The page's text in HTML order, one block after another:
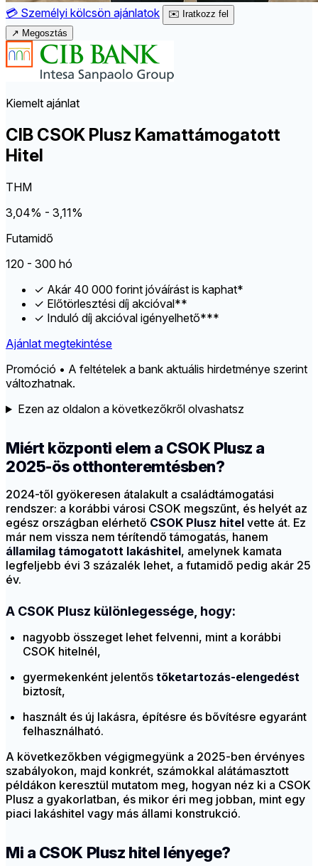
💳 Személyi kölcsön ajánlatok ✉️ Iratkozz fel
↗ Megosztás
Kiemelt ajánlat
CIB CSOK Plusz Kamattámogatott
Hitel
THM
3,04% - 3,11%
Futamidő
120 - 300 hó
✓ Akár 40 000 forint jóváírást is kaphat*
✓ Előtörlesztési díj akcióval**
✓ Induló díj akcióval igényelhető***
Ajánlat megtekintése
Promóció • A feltételek a bank aktuális hirdetménye szerint
változhatnak.
Ezen az oldalon a következőkről olvashatsz
Miért központi elem a CSOK Plusz a
2025-ös otthonteremtésben?
2024-től gyökeresen átalakult a családtámogatási
rendszer: a korábbi városi CSOK megszűnt, és helyét az
egész országban elérhető CSOK Plusz hitel vette át. Ez
már nem vissza nem térítendő támogatás, hanem
államilag támogatott lakáshitel, amelynek kamata
legfeljebb évi 3 százalék lehet, a futamidő pedig akár 25
év.
A CSOK Plusz különlegessége, hogy:
nagyobb összeget lehet felvenni, mint a korábbi
CSOK hitelnél,
gyermekenként jelentős tőketartozás-elengedést
biztosít,
használt és új lakásra, építésre és bővítésre egyaránt
felhasználható.
A következőkben végigmegyünk a 2025-ben érvényes
szabályokon, majd konkrét, számokkal alátámasztott
példákon keresztül mutatom meg, hogyan néz ki a CSOK
Plusz a gyakorlatban, és mikor éri meg jobban, mint egy
piaci lakáshitel vagy más állami konstrukció.
Mi a CSOK Plusz hitel lényege?